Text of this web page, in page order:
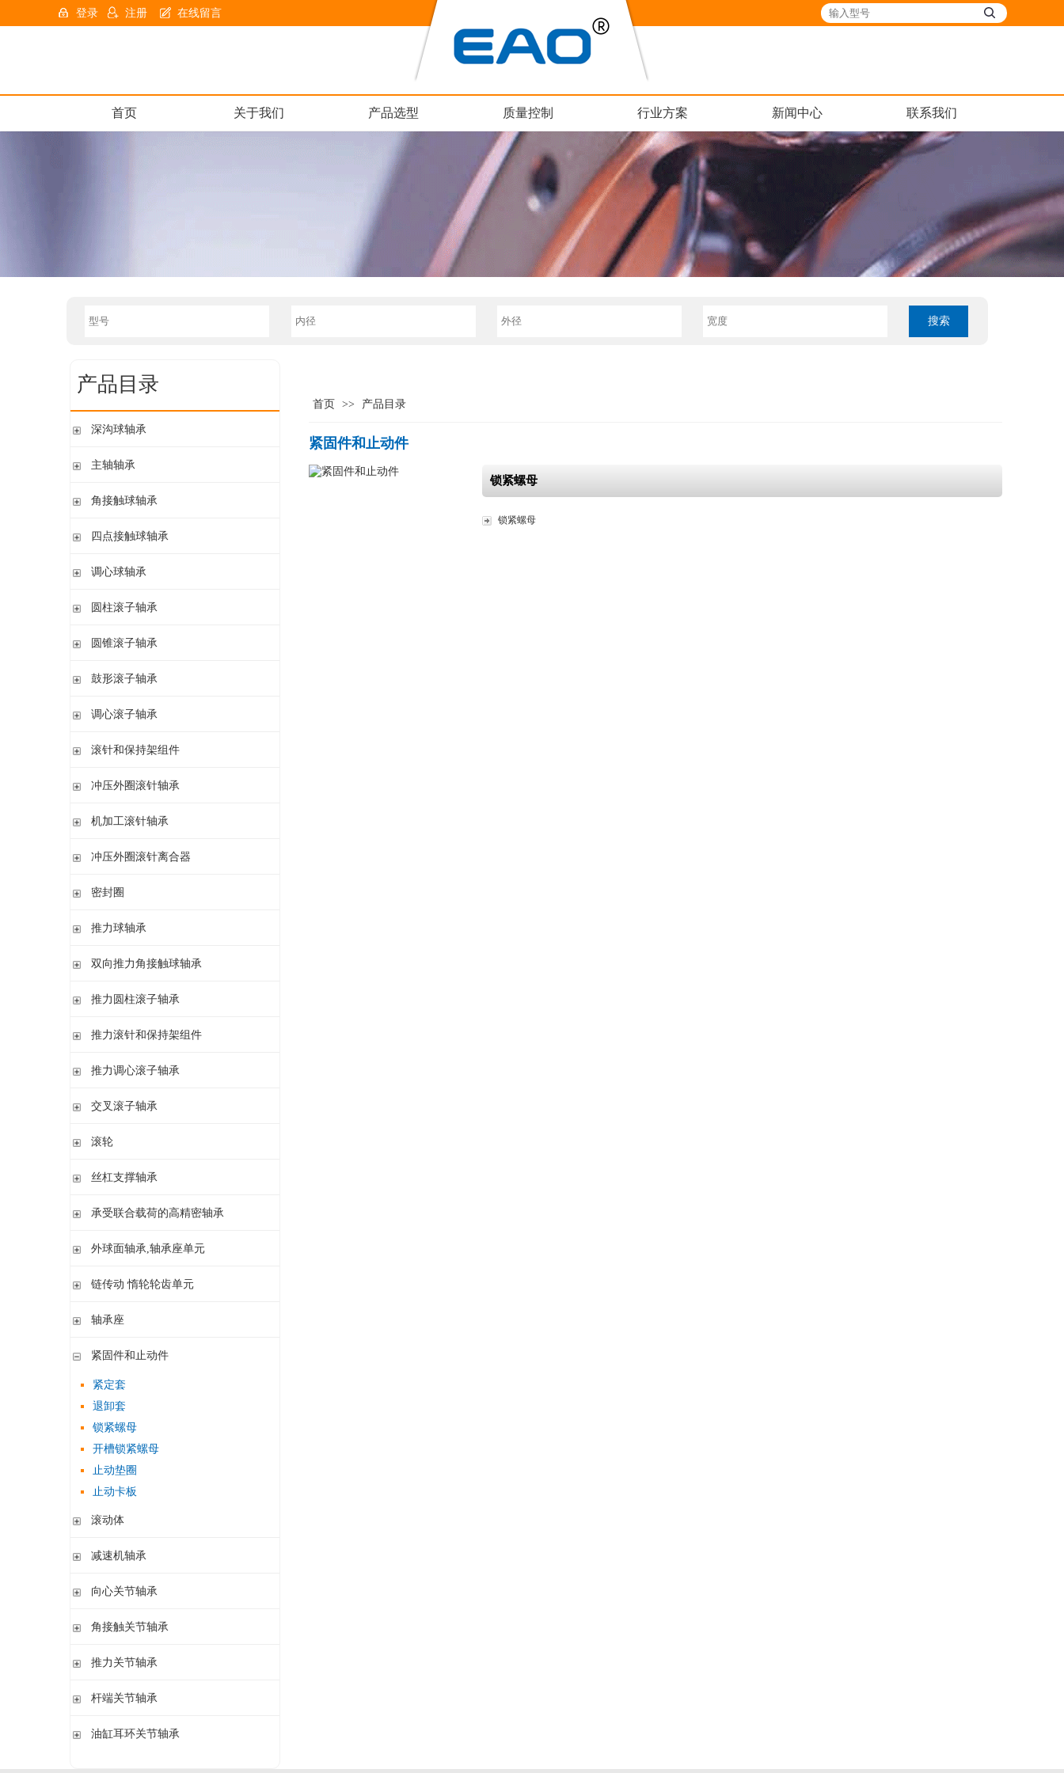
在线留言
登录 注册
首页 关于我们 产品选型 质量控制 行业方案 新闻中心 联系我们
产品目录
深沟球轴承
单列开式
双列
主轴轴承
带钢球
带钢球 密封
角接触球轴承
单列开式或密封
双列开式或密封
四点接触球轴承
四点接触球轴承
调心球轴承
圆柱孔开式或密封
圆柱孔或圆锥孔 开式
带紧定套开式或密封
带紧定套开式
圆柱滚子轴承
带保持架的圆柱滚子轴承
单列满装圆柱滚子轴承
高精密圆柱滚子轴承
圆锥滚子轴承
单列圆锥滚子轴承
单列英制圆锥滚子轴承
鼓形滚子轴承
圆柱孔或圆锥孔
调心滚子轴承
圆柱孔或圆锥孔
带退卸套
滚针和保持架组件
单列
冲压外圈滚针轴承
开式 闭式 无密封
开式、满装滚针单元、无密封
机加工滚针轴承
无内圈
带内圈 开式
带内圈 密封
无挡边无内圈 开式
调心 有/无内圈
滚针/ 推力球轴承 无内圈 带或不带外罩
滚针/ 推力圆柱滚子轴承 无内圈 带或不带外罩
内圈 无润滑孔
冲压外圈滚针离合器
不带轴承 带滚花或不带滚花
密封圈
密封圈
推力球轴承
单向推力球轴承
双向推力角接触球轴承
双向推力角接触球轴承
推力圆柱滚子轴承
推力圆柱滚子轴承 保持架组件 推力轴承垫圈
推力滚针和保持架组件
推力滚针和保持架组件 推力轴承垫圈
与向心滚针轴承 组合使用
推力调心滚子轴承
推力调心滚子轴承
交叉滚子轴承
交叉滚子轴承
滚轮
支承型滚轮
球轴承滚轮
丝杠支撑轴承
推力角接触球轴承
密封组件 精密锁紧螺母
承受联合载荷的高精密轴承
推力/向心轴承
外球面轴承,轴承座单元
外球面轴承
链传动 惰轮轮齿单元
链传动 惰轮轮齿单元
轴承座
立式轴承座SNV,剖分用于带紧定套的圆锥孔轴承
立式轴承座S30,剖分适用于带紧定套的圆锥孔调心滚子轴承
立式轴承座SD31,剖分适用于带紧定套的圆锥孔调心滚子轴承
立式轴承座LOE,剖分用于圆柱孔调心滚子轴承
立式轴承座LOE,剖分适用于带紧定套的圆锥孔调心滚子轴承
立式轴承座单元VRE3,非剖分带轴及轴承
立式轴承座BND,非剖分适用于调心滚子轴承
带法兰的轴承座F112,非剖分适用于加宽内圈的调心球轴承
紧固件和止动件
紧定套
退卸套
锁紧螺母
开槽锁紧螺母
止动垫圈
止动卡板
滚动体
钢球
减速机轴承
无外圈满装圆柱滚子轴承 RSL系列
外球面满滚子轴承 SL05,SL06 系列
双列满装圆柱滚子轴承 SL1849系列
单列满装圆柱滚子轴承 SL1830 系列
向心关节轴承
向心关节轴承
角接触关节轴承
角接触关节轴承
推力关节轴承
推力关节轴承
杆端关节轴承
杆端关节轴承
油缸耳环关节轴承
首页 >> 产品目录
紧固件和止动件
锁紧螺母
锁紧螺母